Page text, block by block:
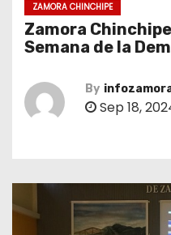
ZAMORA CHINCHIPE
Zamora
Semana de la
By
Sep 18,